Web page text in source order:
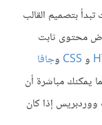
بتصميم القالب
محتوى ثابت
وCSS وجافا
يمكنك مباشرة أن
إذا كان